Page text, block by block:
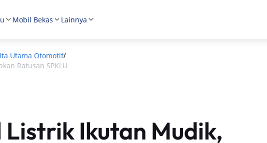
Mobil Bekas Lainnya
Utama Otomotif/
Ratusan SPKLU
Listrik Ikutan Mudik,